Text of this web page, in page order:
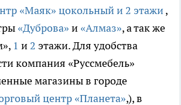
«Маяк» цокольныйи 2 этажи,
«Дуброва» и «Алмаз», а так же
1 и 2 этажи. Для удобства
компания «Руссмебель»
магазины в городе
центр «Планета»,), в